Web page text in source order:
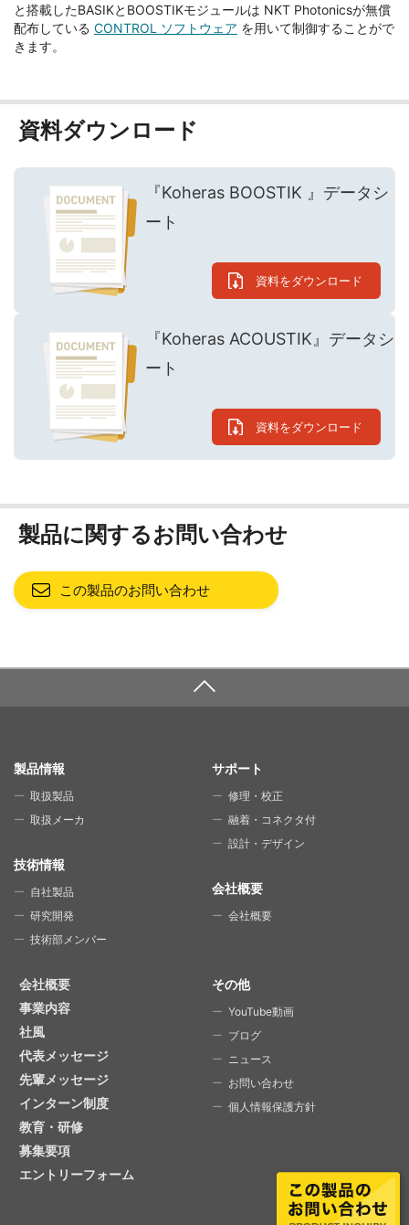
と搭載したBASIKとBOOSTIKモジュールは NKT Photonicsが無償
配布している CONTROL ソフトウェア を用いて制御することがで
きます。
資料ダウンロード
『Koheras BOOSTIK 』データシ
ート
資料をダウンロード
『Koheras ACOUSTIK』データシ
ート
資料をダウンロード
製品に関するお問い合わせ
この製品のお問い合わせ
SITE MAP
製品情報
取扱製品
取扱メーカ
技術情報
自社製品
研究開発
技術部メンバー
サポート
修理・校正
融着・コネクタ付
設計・デザイン
会社概要
会社概要
会社概要
事業内容
社風
代表メッセージ
先輩メッセージ
インターン制度
教育・研修
募集要項
エントリーフォーム
その他
YouTube動画
ブログ
ニュース
お問い合わせ
個人情報保護方針